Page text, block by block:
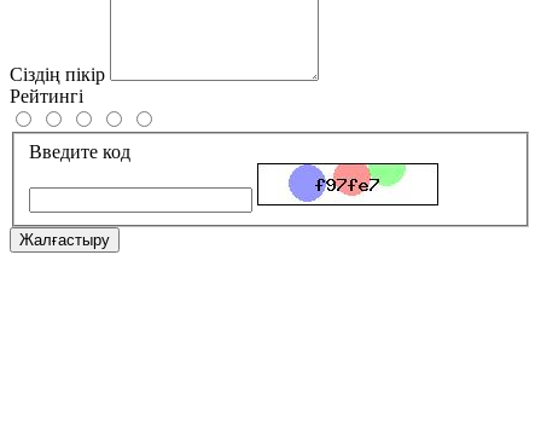
Сіздің пікір
Рейтингі
Введите код
Жалғастыру